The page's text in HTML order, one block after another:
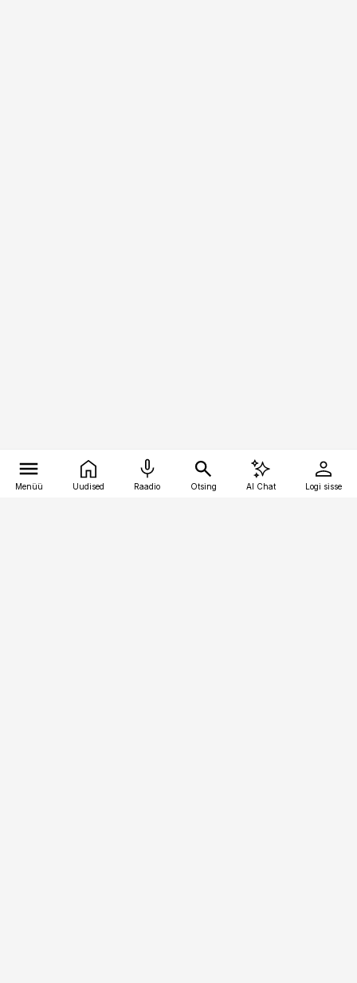
Menüü Uudised Raadio Otsing AI Chat Logi sisse